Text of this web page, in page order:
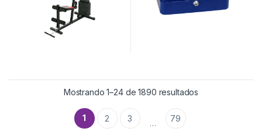
Mostrando 1–24 de 1890 resultados
1 2 3 … 79